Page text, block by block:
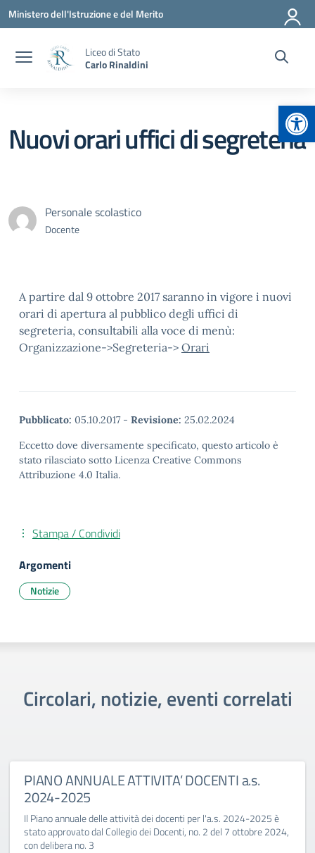
Vai ai contenuti
Vai al menu di navigazione
Vai al footer
Ministero dell'Istruzione e del Merito
Liceo di Stato
Carlo Rinaldini
Nuovi orari uffici di segreteria
Personale scolastico
Docente
A partire dal 9 ottobre 2017 saranno in vigore i nuovi
orari di apertura al pubblico degli uffici di
segreteria, consultabili alla voce di menù:
Organizzazione->Segreteria-> Orari
Pubblicato: 05.10.2017 - Revisione: 25.02.2024
Eccetto dove diversamente specificato, questo articolo è
stato rilasciato sotto Licenza Creative Commons
Attribuzione 4.0 Italia.
Stampa / Condividi
Argomenti
Notizie
Circolari, notizie, eventi correlati
PIANO ANNUALE ATTIVITA’ DOCENTI a.s.
2024-2025
Il Piano annuale delle attività dei docenti per l'a.s. 2024-2025 è
stato approvato dal Collegio dei Docenti, no. 2 del 7 ottobre 2024,
con delibera no. 3